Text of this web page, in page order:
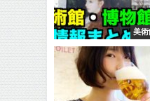
美術